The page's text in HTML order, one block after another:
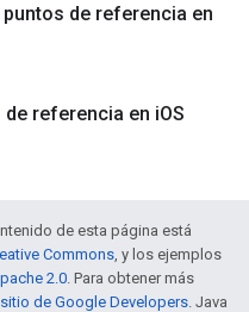
de referencia en
referencia en iOS
de esta página está
Commons , y los ejemplos
2.0 . Para obtener más
de Google Developers . Java